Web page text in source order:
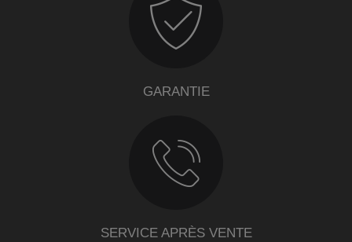
GARANTIE
SERVICE APRÈS VENTE